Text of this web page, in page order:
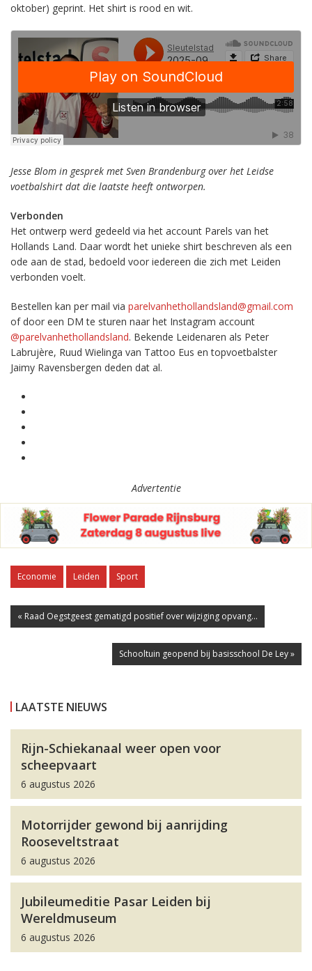
oktober) geprint. Het shirt is rood en wit.
Jesse Blom in gesprek met Sven Brandenburg over het Leidse
voetbalshirt dat die laatste heeft ontworpen.
Verbonden
Het ontwerp werd gedeeld via het account Parels van het
Hollands Land. Daar wordt het unieke shirt beschreven als een
ode aan de stad, bedoeld voor iedereen die zich met Leiden
verbonden voelt.
Bestellen kan per mail via parelvanhethollandsland@gmail.com
of door een DM te sturen naar het Instagram account
@parelvanhethollandsland. Bekende Leidenaren als Peter
Labrujère, Ruud Wielinga van Tattoo Eus en topvoetbalster
Jaimy Ravensbergen deden dat al.
Advertentie
Economie Leiden Sport
« Raad Oegstgeest gematigd positief over wijziging opvang...
Schooltuin geopend bij basisschool De Ley »
LAATSTE NIEUWS
Rijn-Schiekanaal weer open voor
scheepvaart
6 augustus 2026
Motorrijder gewond bij aanrijding
Rooseveltstraat
6 augustus 2026
Jubileumeditie Pasar Leiden bij
Wereldmuseum
6 augustus 2026